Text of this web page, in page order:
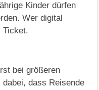
Kinder dürfen
Wer digital
Ticket.
bei größeren
dass Reisende